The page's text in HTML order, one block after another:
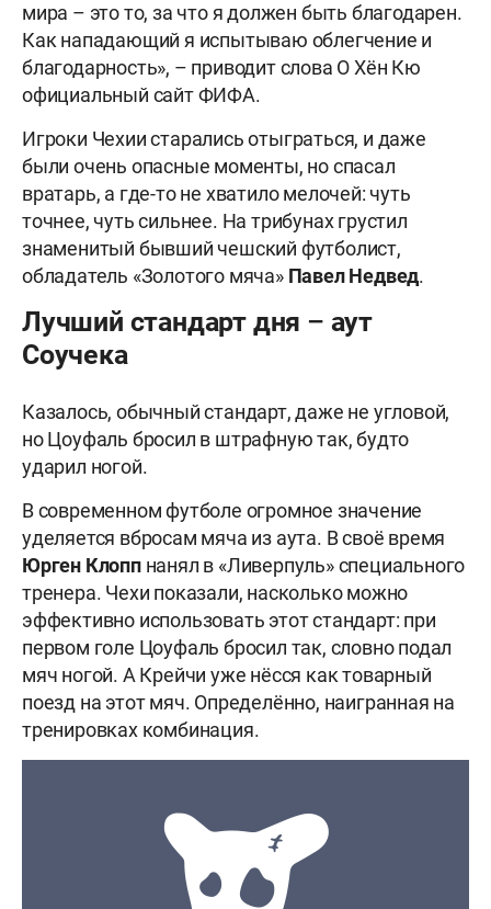
мира – это то, за что я должен быть благодарен.
Как нападающий я испытываю облегчение и
благодарность», – приводит слова О Хён Кю
официальный сайт ФИФА.
Игроки Чехии старались отыграться, и даже
были очень опасные моменты, но спасал
вратарь, а где-то не хватило мелочей: чуть
точнее, чуть сильнее. На трибунах грустил
знаменитый бывший чешский футболист,
обладатель «Золотого мяча» Павел Недвед.
Лучший стандарт дня – аут
Соучека
Казалось, обычный стандарт, даже не угловой,
но Цоуфаль бросил в штрафную так, будто
ударил ногой.
В современном футболе огромное значение
уделяется вбросам мяча из аута. В своё время
Юрген Клоппнанял в «Ливерпуль» специального
тренера. Чехи показали, насколько можно
эффективно использовать этот стандарт: при
первом голе Цоуфаль бросил так, словно подал
мяч ногой. А Крейчи уже нёсся как товарный
поезд на этот мяч. Определённо, наигранная на
тренировках комбинация.